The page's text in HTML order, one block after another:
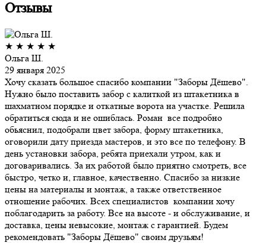
Отзывы
★ ★ ★ ★ ★
Ольга Ш.
29 января 2025
Хочу сказать большое спасибо компании "Заборы Дёшево".
Нужно было поставить забор с калиткой из штакетника в
шахматном порядке и откатные ворота на участке. Решила
обратиться сюда и не ошиблась. Роман все подробно
обьяснил, подобрали цвет забора, форму штакетника,
оговорили дату приезда мастеров, и это все по телефону. В
день установки забора, ребята приехали утром, как и
договаривались. За их работой было приятно смотреть, все
быстро, четко и, главное, качественно. Спасибо за низкие
цены на материалы и монтаж, а также ответственное
отношение рабочих. Всех специалистов компании хочу
поблагодарить за работу. Все на высоте - и обслуживание, и
доставка, цены невысокие, монтаж с гарантией. Будем
рекомендовать "Заборы Дёшево" своим друзьям!